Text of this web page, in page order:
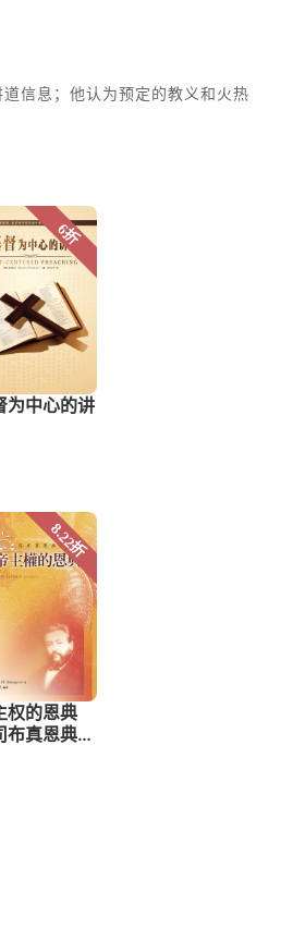
信息；他认为预定的教义和火热